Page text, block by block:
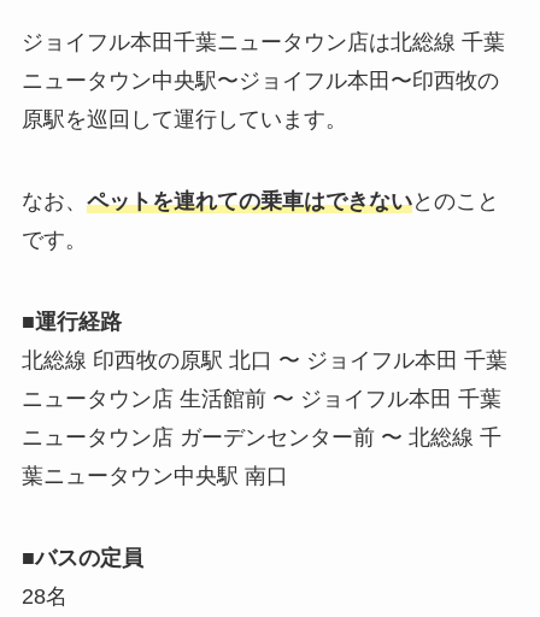
ジョイフル本田千葉ニュータウン店は北総線 千葉
ニュータウン中央駅〜ジョイフル本田〜印西牧の
原駅を巡回して運行しています。
なお、 ペットを連れての乗車はできないとのこと
です。
■運行経路
北総線 印西牧の原駅 北口 〜 ジョイフル本田 千葉
ニュータウン店 生活館前 〜 ジョイフル本田 千葉
ニュータウン店 ガーデンセンター前 〜 北総線 千
葉ニュータウン中央駅 南口
■バスの定員
28名